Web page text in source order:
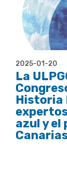
2025-01-20
La
Historia
azul y el